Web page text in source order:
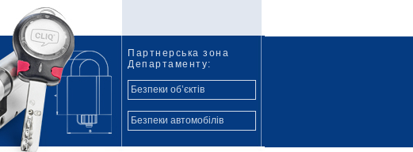
Партнерська зона
Департаменту:
Безпеки об’єктів
Безпеки автомобілів